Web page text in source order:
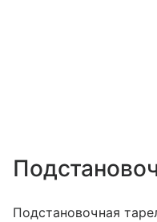
Подстановочная